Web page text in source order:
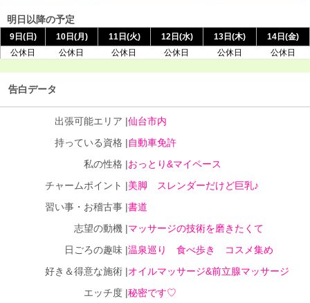
明日以降の予定
9日(日) 10日(月) 11日(火) 12日(水) 13日(木)
14日(金)
公休日
公休日 公休日 公休日 公休日 公休日
告白データ
出張可能エリア |仙台市内
持っている資格 |自動車免許
私の性格 |おっとり&マイペース
チャームポイント |美脚 スレンダーだけど巨乳♪
習い事・お稽古事 |書道
志望の動機 |マッサージの技術を磨きたくて
日ごろの趣味 |温泉巡り 食べ歩き コスメ集め
好き＆得意な施術 |オイルマッサージ&前立腺マッサージ
エッチ度 |秘密です♡